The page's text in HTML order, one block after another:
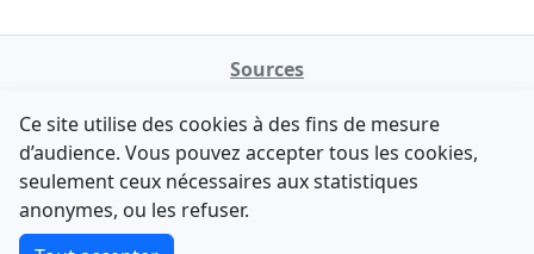
Sources
data.gouv.fr
Legifrance - API
Contact
F-Droid·App Store
Comment avez-vous découvert NATINFo ?
Une courte réponse suffit (500 caractères max).
Ce site utilise des cookies à des fins de mesure
d’audience. Vous pouvez accepter tous les cookies,
seulement ceux nécessaires aux statistiques
anonymes, ou les refuser.